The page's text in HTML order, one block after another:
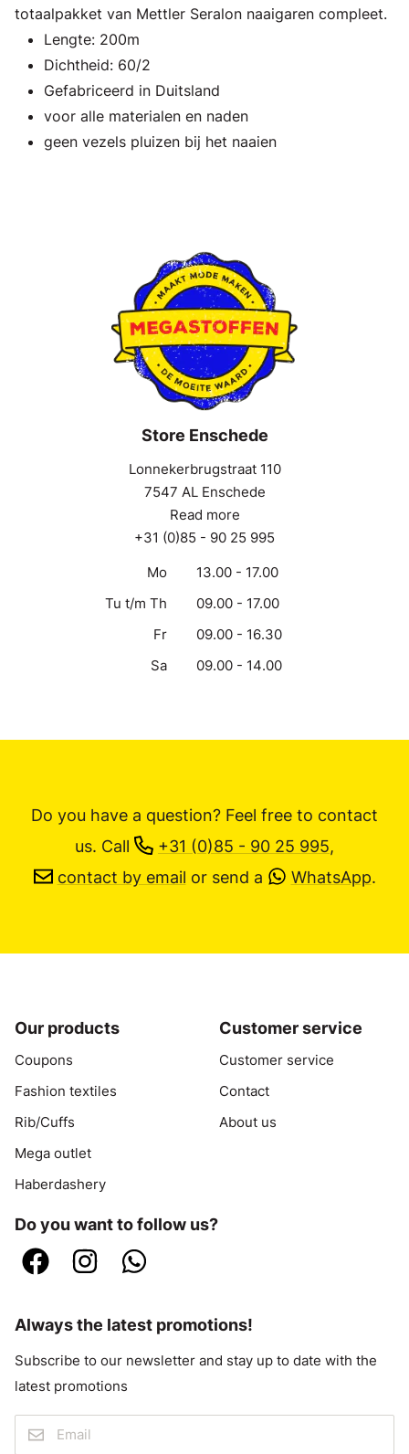
totaalpakket van Mettler Seralon naaigaren compleet.
Lengte: 200m
Dichtheid: 60/2
Gefabriceerd in Duitsland
voor alle materialen en naden
geen vezels pluizen bij het naaien
Store Enschede
Lonnekerbrugstraat 110
7547 AL Enschede
Read more
+31 (0)85 - 90 25 995
Mo
13.00 - 17.00
Tu t/m Th
09.00 - 17.00
Fr
09.00 - 16.30
Sa
09.00 - 14.00
Do you have a question? Feel free to contact
us. Call +31 (0)85 - 90 25 995,
contact by email or send a WhatsApp.
Our products
Coupons
Fashion textiles
Rib/Cuffs
Mega outlet
Haberdashery
Customer service
Customer service
Contact
About us
Do you want to follow us?
Always the latest promotions!
Subscribe to our newsletter and stay up to date with the
latest promotions